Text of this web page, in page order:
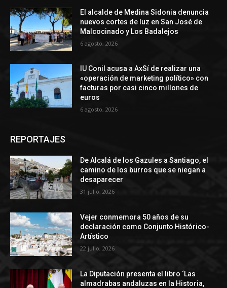
El alcalde de Medina Sidonia denuncia
nuevos cortes de luz en San José de
Malcocinado y Los Badalejos
6 agosto, 2026
IU Conil acusa a AxSí de realizar una
«operación de marketing político» con
facturas por casi cinco millones de
euros
6 agosto, 2026
REPORTAJES
De Alcalá de los Gazules a Santiago, el
camino de los burros que se niegan a
desaparecer
31 julio, 2026
Vejer conmemora 50 años de su
declaración como Conjunto Histórico-
Artístico
22 julio, 2026
La Diputación presenta el libro ‘Las
almadrabas andaluzas en la Historia,